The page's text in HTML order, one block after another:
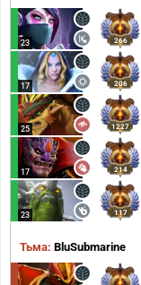
23 266
17 206
25 1227
17 214
23 117
Тьма: BluSubmarine